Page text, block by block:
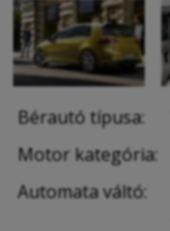
Bérautó típusa:
Motor kategória:
Automata váltó: